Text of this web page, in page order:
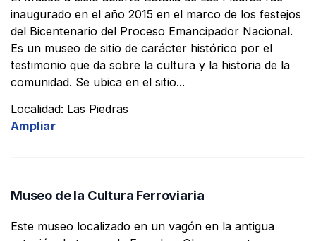
inaugurado en el año 2015 en el marco de los festejos
del Bicentenario del Proceso Emancipador Nacional.
Es un museo de sitio de carácter histórico por el
testimonio que da sobre la cultura y la historia de la
comunidad. Se ubica en el sitio...
Localidad: Las Piedras
Ampliar
Museo de la Cultura Ferroviaria
Este museo localizado en un vagón en la antigua